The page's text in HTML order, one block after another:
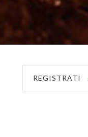
REGISTRATI